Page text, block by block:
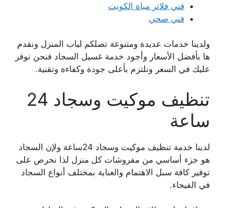
فني فلاتر مياة الكويت
فني صحي
ولدينا خدمات عديدة ومتنوعة تصلكم لباب المنزل ونقدم
ها بأفضل الأسعار وأجود خدمة غسيل السجاد فنحن نوفر
عليك في السعر ونلتزم بأعلى جودة وكفاءة وتقنية.
تنظيف موكيت وسجاد 24
ساعة
لدينا خدمة تنظيف موكيت وسجاد 24ساعة ولإن السجاد
هو جزء أساسي من مفروشات كل منزل لذا نحرص على
توفير كافة سبل الاهتمام والعناية بمختلف أنواع السجاد
في الفيحاء.